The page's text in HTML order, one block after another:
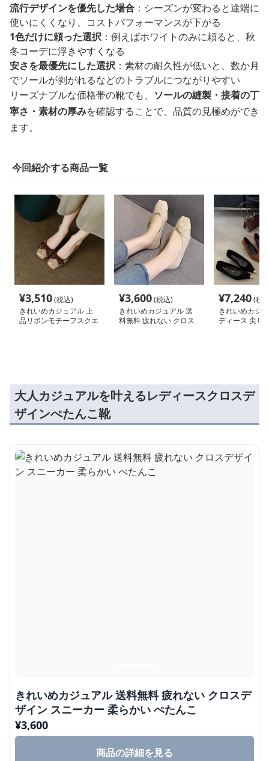
流行デザインを優先した場合 ：シーズンが変わると途端に
使いにくくなり、コストパフォーマンスが下がる
1色だけに頼った選択 ：例えばホワイトのみに頼ると、秋
冬コーデに浮きやすくなる
安さを最優先にした選択 ：素材の耐久性が低いと、数か月
でソールが剥がれるなどのトラブルにつながりやすい
リーズナブルな価格帯の靴でも、 ソールの縫製・接着の丁
寧さ・素材の厚みを確認することで、品質の見極めができ
ます。
今回紹介する商品一覧
¥3,510(税込)
きれいめカジュアル 上
品リボンモチーフスクエ
¥3,600(税込)
きれいめカジュアル 送
料無料 疲れない クロス
¥7,240(税
きれいめカジ
ディース 尖り
大人カジュアルを叶えるレディースクロスデ
ザインぺたんこ靴
きれいめカジュアル 送料無料 疲れない クロスデ
ザイン スニーカー 柔らかい ぺたんこ
¥3,600
商品の詳細を見る